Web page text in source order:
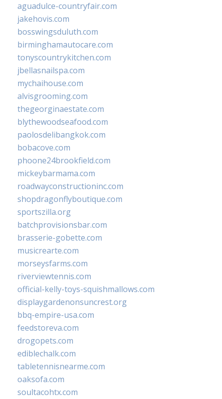
aguadulce-countryfair.com
jakehovis.com
bosswingsduluth.com
birminghamautocare.com
tonyscountrykitchen.com
jbellasnailspa.com
mychaihouse.com
alvisgrooming.com
thegeorginaestate.com
blythewoodseafood.com
paolosdelibangkok.com
bobacove.com
phoone24brookfield.com
mickeybarmama.com
roadwayconstructioninc.com
shopdragonflyboutique.com
sportszilla.org
batchprovisionsbar.com
brasserie-gobette.com
musicrearte.com
morseysfarms.com
riverviewtennis.com
official-kelly-toys-squishmallows.com
displaygardenonsuncrest.org
bbq-empire-usa.com
feedstoreva.com
drogopets.com
ediblechalk.com
tabletennisnearme.com
oaksofa.com
soultacohtx.com